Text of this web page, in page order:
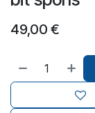
49,00 €